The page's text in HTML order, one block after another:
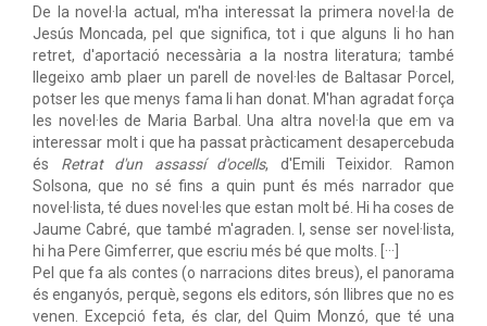
De la novel·la actual, m'ha interessat la primera novel·la de
Jesús Moncada, pel que significa, tot i que alguns li ho han
retret, d'aportació necessària a la nostra literatura; també
llegeixo amb plaer un parell de novel·les de Baltasar Porcel,
potser les que menys fama li han donat. M'han agradat força
les novel·les de Maria Barbal. Una altra novel·la que em va
interessar molt i que ha passat pràcticament desapercebuda
és Retrat d'un assassí d'ocells, d'Emili Teixidor. Ramon
Solsona, que no sé fins a quin punt és més narrador que
novel·lista, té dues novel·les que estan molt bé. Hi ha coses de
Jaume Cabré, que també m'agraden. I, sense ser novel·lista,
hi ha Pere Gimferrer, que escriu més bé que molts. [···]
Pel que fa als contes (o narracions dites breus), el panorama
és enganyós, perquè, segons els editors, són llibres que no es
venen. Excepció feta, és clar, del Quim Monzó, que té una